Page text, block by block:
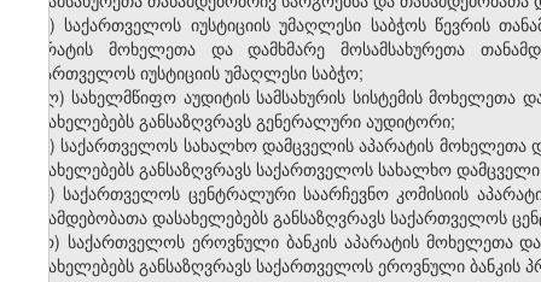
კ) საქართველოს იუსტიციის უმაღლესი საბჭოს წევრის
აპარატის მოხელეთა და დამხმარე მოსამსახურეთა
საქართველოს იუსტიციის უმაღლესი საბჭო;
ლ) სახელმწიფო აუდიტის სამსახურის სისტემის მოხელეთა
დასახელებებს განსაზღვრავს გენერალური აუდიტორი;
მ) საქართველოს სახალხო დამცველის აპარატის მოხელეთა
დასახელებებს განსაზღვრავს საქართველოს სახალხო
ნ) საქართველოს ცენტრალური საარჩევნო კომისიის
თანამდებობათა დასახელებებს განსაზღვრავს საქართველოს
ო) საქართველოს ეროვნული ბანკის აპარატის მოხელეთა
დასახელებებს განსაზღვრავს საქართველოს ეროვნული ბანკის